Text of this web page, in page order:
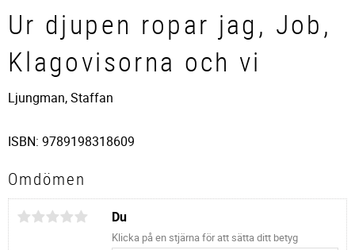
Ur djupen ropar jag, Job,
Klagovisorna och vi
Ljungman, Staffan
ISBN: 9789198318609
Omdömen
Du
Klicka på en stjärna för att sätta ditt betyg